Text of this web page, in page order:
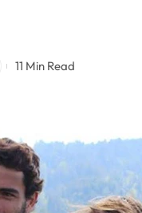
11 Min Read